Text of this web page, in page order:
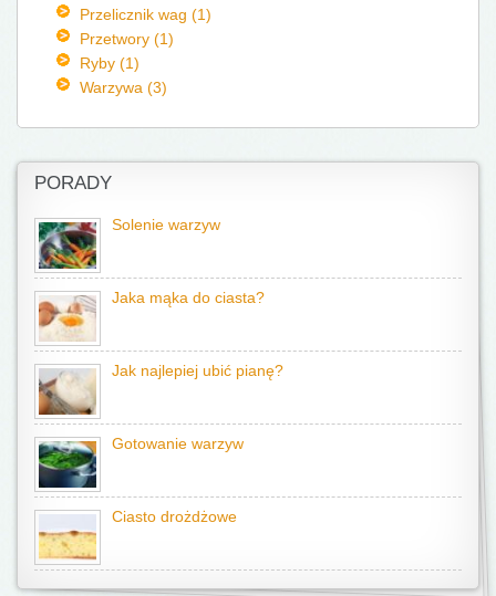
Przelicznik wag (1)
Przetwory (1)
Ryby (1)
Warzywa (3)
PORADY
Solenie warzyw
Jaka mąka do ciasta?
Jak najlepiej ubić pianę?
Gotowanie warzyw
Ciasto drożdżowe